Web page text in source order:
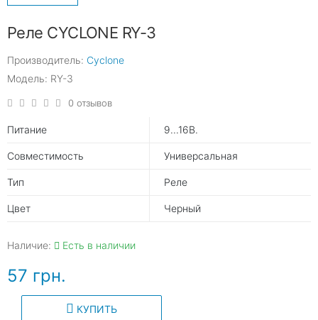
Реле CYCLONE RY-3
Производитель: Cyclone
Модель: RY-3
0 отзывов
Питание 9...16В.
Совместимость Универсальная
Тип Реле
Цвет Черный
Наличие: Есть в наличии
57 грн.
КУПИТЬ